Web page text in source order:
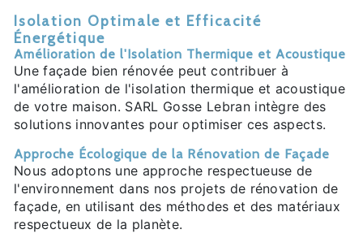
Isolation Optimale et Efficacité
Énergétique
Amélioration de l'Isolation Thermique et Acoustique
Une façade bien rénovée peut contribuer à
l'amélioration de l'isolation thermique et acoustique
de votre maison. SARL Gosse Lebran intègre des
solutions innovantes pour optimiser ces aspects.
Approche Écologique de la Rénovation de Façade
Nous adoptons une approche respectueuse de
l'environnement dans nos projets de rénovation de
façade, en utilisant des méthodes et des matériaux
respectueux de la planète.